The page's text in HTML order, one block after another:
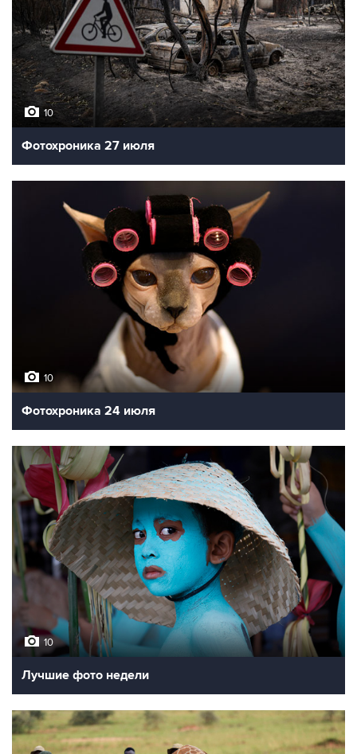
10
Фотохроника 27 июля
10
Фотохроника 24 июля
10
Лучшие фото недели